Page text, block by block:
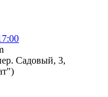
Садовый, 3,